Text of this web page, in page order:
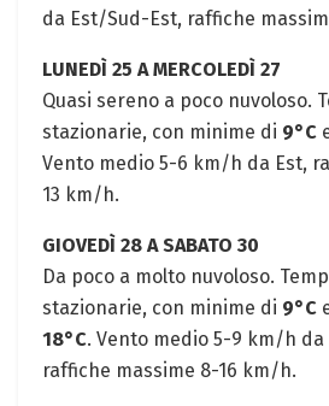
da Est/Sud-Est, raffiche
LUNEDÌ 25 A MERCOLEDÌ 27
Quasi sereno a poco nuvoloso.
stazionarie, con minime di 9°C
Vento medio 5-6 km/h da Est,
13 km/h.
GIOVEDÌ 28 A SABATO 30
Da poco a molto nuvoloso.
stazionarie, con minime di 9°C
18°C. Vento medio 5-9 km/h da
raffiche massime 8-16 km/h.